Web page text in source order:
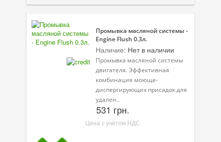
Промывка масляной системы -
Engine Flush 0.3л.
Наличие: Нет в наличии
Промывка масляной системы
двигателя. Эффективная
комбинация моюще-
диспергирующих присадок для
удален..
531 грн.
Цена с учётом НДС